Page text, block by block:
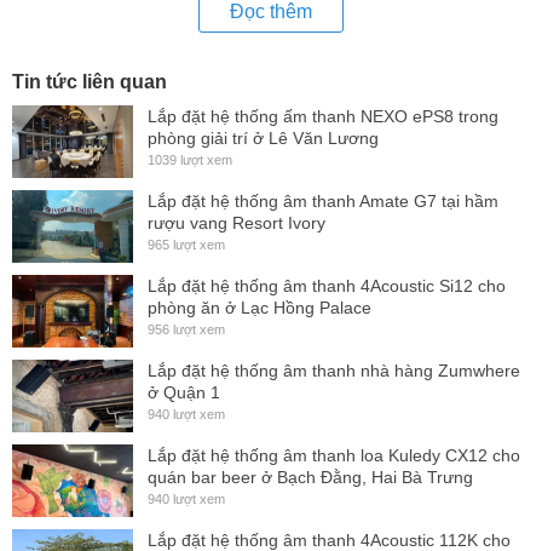
Input Impedance:
Slew Rate:+/-12 V/μs
Output Power (1 kHz – 0,1% THD)
Stereo 8 Ω / 650 + 650 W
Stereo 4 Ω / 1200 + 1200 W
Stereo 2 Ω / 2100 + 2100 W(2)
Bridge 8 Ω / 2400 W
Bridge 4 Ω / 4200 W
Average Current draw (1/3 power)
Frequency Response:20 Hz – 20 kHz (0/-1 dB)
Damping Factor (1 kHz @ 8 Ω):
Đọc thêm
Tin tức liên quan
Lắp đặt hệ thống ấm thanh NEXO ePS8 trong
phòng giải trí ở Lê Văn Lương
1039 lượt xem
Lắp đặt hệ thống âm thanh Amate G7 tại hầm
rượu vang Resort Ivory
965 lượt xem
Lắp đặt hệ thống âm thanh 4Acoustic Si12 cho
phòng ăn ở Lạc Hồng Palace
956 lượt xem
Lắp đặt hệ thống âm thanh nhà hàng Zumwhere
ở Quận 1
940 lượt xem
Lắp đặt hệ thống âm thanh loa Kuledy CX12 cho
quán bar beer ở Bạch Đằng, Hai Bà Trưng
940 lượt xem
Lắp đặt hệ thống âm thanh 4Acoustic 112K cho